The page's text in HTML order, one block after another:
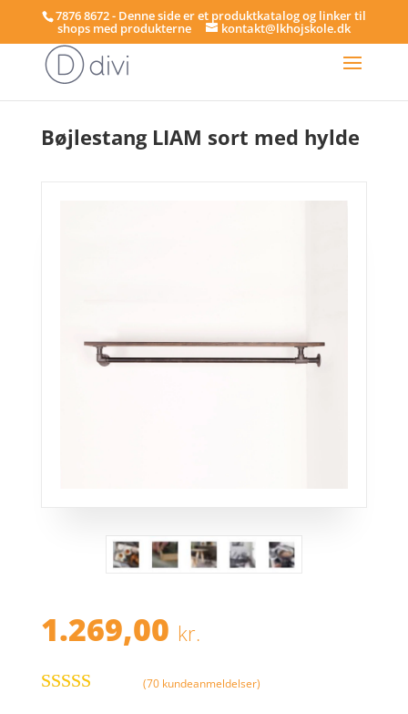
7876 8672 - Denne side er et produktkatalog og linker til
shops med produkterne kontakt@lkhojskole.dk
Bøjlestang LIAM sort med hylde
1.269,00 kr.
(70kundeanmeldelser)